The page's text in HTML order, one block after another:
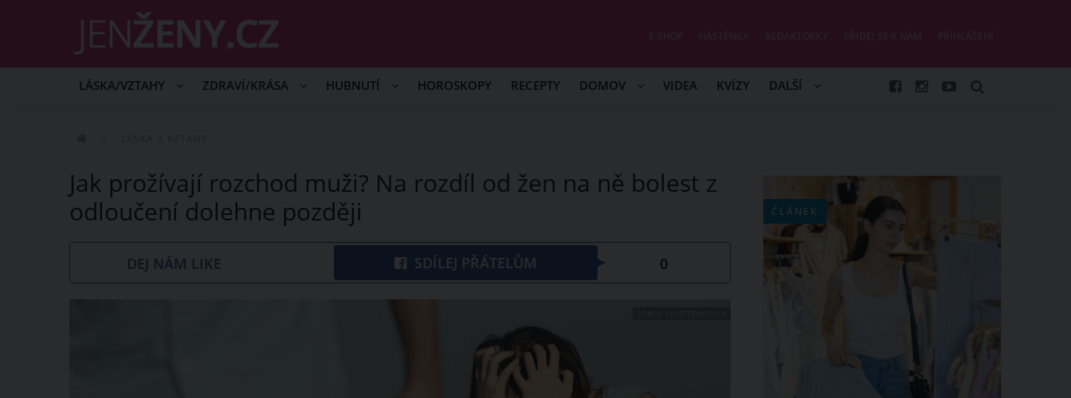
LÁSKA/VZTAHY ZDRAVÍ/KRÁSA HUBNUTÍ HOROSKOPY RECEPTY DOMOV VIDEA KVÍZY DALŠÍ
Jak prožívají rozchod muži? Na rozdíl od žen na ně bolest z
odloučení dolehne později
DEJ NÁM LIKE SDÍLEJ PŘÁTELŮM 0
ČLÁNEK